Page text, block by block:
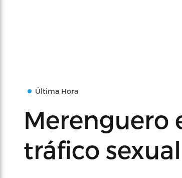
Última Hora
Merenguero
tráfico sexual